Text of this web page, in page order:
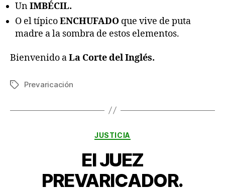
UnIMBÉCIL.
O el típicoENCHUFADO que vive de puta
madre a la sombra de estos elementos.
Bienvenido aLa Corte del Inglés.
Etiquetas
Prevaricación
Categorías
JUSTICIA
El JUEZ
PREVARICADOR.